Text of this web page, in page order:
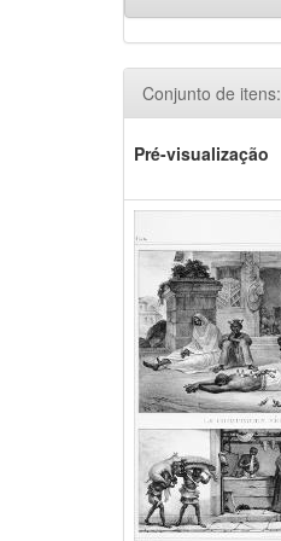
Conjunto de itens:
Pré-visualização